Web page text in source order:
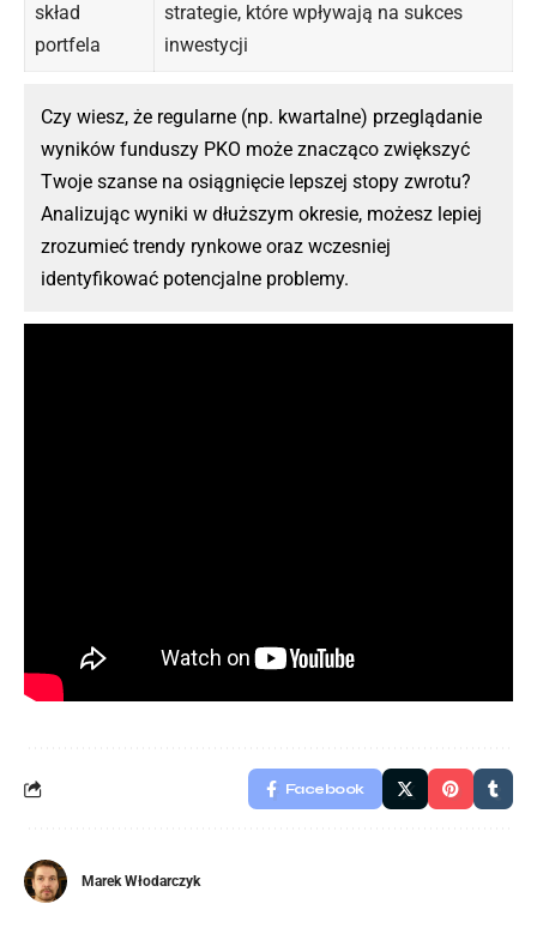
skład
portfela
strategie, które wpływają na sukces
inwestycji
Czy wiesz, że regularne (np. kwartalne) przeglądanie
wyników funduszy PKO może znacząco zwiększyć
Twoje szanse na osiągnięcie lepszej stopy zwrotu?
Analizując wyniki w dłuższym okresie, możesz lepiej
zrozumieć trendy rynkowe oraz wczesniej
identyfikować potencjalne problemy.
Facebook
Marek Włodarczyk